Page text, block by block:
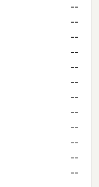
--
--
--
--
--
--
--
--
--
--
--
--